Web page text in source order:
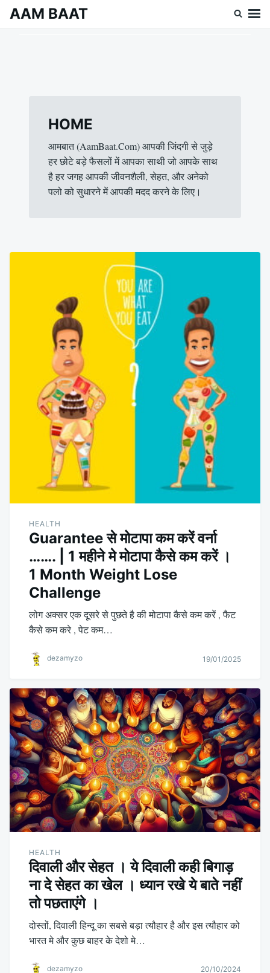
Skip Search
AAM BAAT
HOME
आमबात (AamBaat.Com) आपकी जिंदगी से जुड़े
हर छोटे बड़े फैसलों में आपका साथी जो आपके साथ
है हर जगह आपकी जीवनशैली, सेहत, और अनेको
पलो को सुधारने में आपकी मदद करने के लिए।
HEALTH
Guarantee से मोटापा कम करें वर्ना
……. | 1 महीने मे मोटापा कैसे कम करें ।
1 Month Weight Lose
Challenge
लोग अक्सर एक दूसरे से पुछते है की मोटापा कैसे कम करें , फैट
कैसे कम करे , पेट कम…
dezamyzo 19/01/2025
HEALTH
दिवाली और सेहत । ये दिवाली कही बिगाड़
ना दे सेहत का खेल । ध्यान रखे ये बाते नहीं
तो पछताएंगे ।
दोस्तों, दिवाली हिन्दू का सबसे बड़ा त्यौहार है और इस त्यौहार को
भारत मे और कुछ बाहर के देशो मे…
dezamyzo 20/10/2024